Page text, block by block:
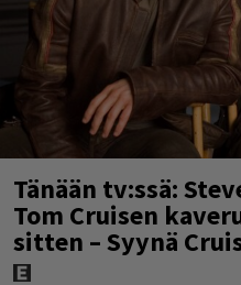
Tänään tv:ssä:
Tom Cruisen
sitten – Syynä